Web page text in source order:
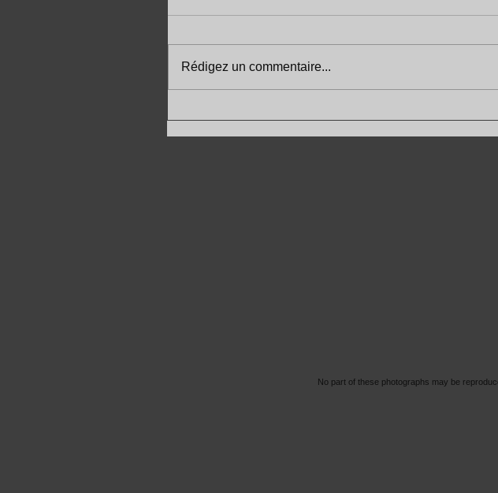
Rédigez un commentaire...
No part of these photographs may be